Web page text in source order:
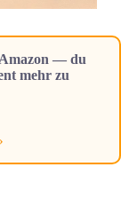
Amazon — du
mehr zu